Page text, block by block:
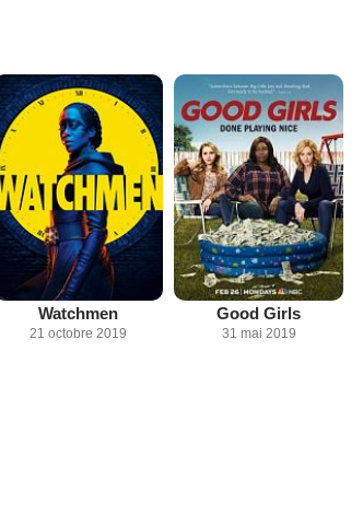
Watchmen
21 octobre 2019
Good Girls
31 mai 2019